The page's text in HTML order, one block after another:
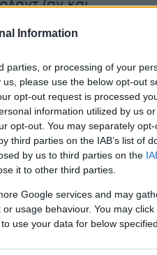
Information
parties, or processing of your
please use the below opt-out
opt-out request is processed
information utilized by us
opt-out. You may separately
third parties on the IAB’s list of
by us to third parties on the
it to other third parties.
Google services and may
usage behaviour. You may
use your data for below
(αν και
κάτι καλύτερο.
διεθνή, το γιο του
ήταν αυτή
από τη χώρα.
και μακάρι να
μόνο πράγμα που
το να σταθείς σε ένα
θα φτάσεις ποτέ